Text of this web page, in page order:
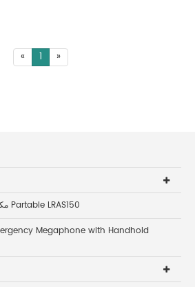
« 1 »
مكبر صوت للإشعارات الجماعية Partable LRAS150
Megaphone with Handhold